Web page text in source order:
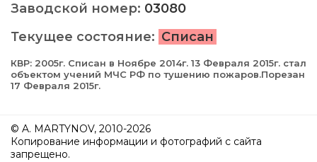
Заводской номер: 03080
Текущее состояние: Списан
КВР: 2005г. Списан в Ноябре 2014г. 13 Февраля 2015г. cтал
объектом учений МЧС РФ по тушению пожаров.Порезан
17 Февраля 2015г.
© A. MARTYNOV, 2010-2026
Копирование информации и фотографий с сайта
запрещено.